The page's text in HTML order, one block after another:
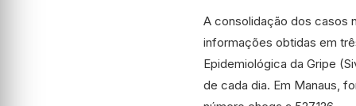
A consolidação dos casos
informações obtidas em
Epidemiológica da Gripe
de cada dia. Em Manaus,